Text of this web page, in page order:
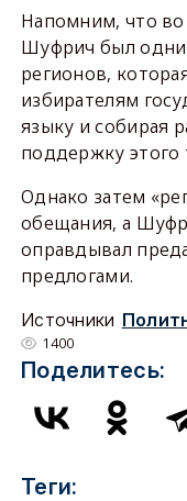
Напомним, что
Шуфрич был
регионов,
избирателям
языку и собирая
поддержку этого
Однако затем
обещания, а
оправдывал
предлогами.
Источники
1400
Поделитесь:
Теги: